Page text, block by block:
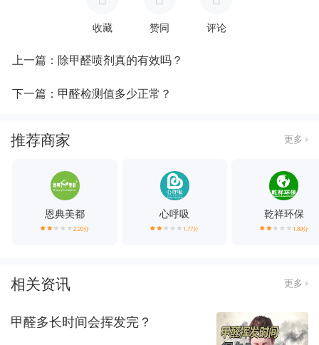
收藏 赞同 评论
上一篇：除甲醛喷剂真的有效吗？
下一篇：甲醛检测值多少正常？
推荐商家 更多
恩典美都
2.20分
心呼吸
1.77分
乾祥环保
1.89分
相关资讯 更多
甲醛多长时间会挥发完？